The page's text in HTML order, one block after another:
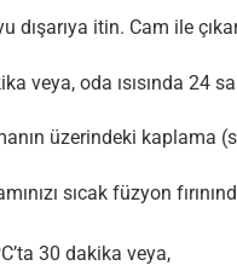
dışarıya itin. Cam ile
veya, oda ısısında 24
üzerindeki kaplama
sıcak füzyon
veya,